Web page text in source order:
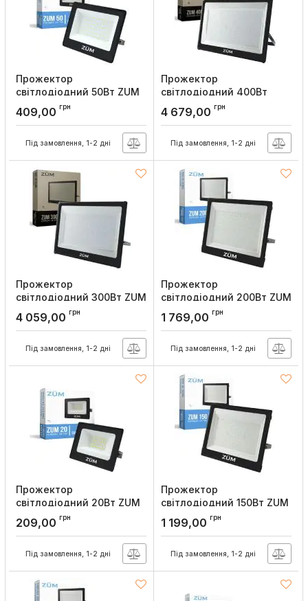
Прожектор
світлодіодний 50Вт ZUM
F02-50 6400K Євросвітло
Артикул:
409,00 грн
Під замовлення, 1-2 дні
Прожектор
світлодіодний 400Вт
ZUM F02-400 6400K
Євросвітло
4 679,00 грн
Під замовлення, 1-2 дні
Прожектор
світлодіодний 300Вт ZUM
F02-300 6400K
Євросвітло
4 059,00 грн
Під замовлення, 1-2 дні
Прожектор
світлодіодний 200Вт ZUM
F02-200 6400K
Євросвітло
1 769,00 грн
Під замовлення, 1-2 дні
Прожектор
світлодіодний 20Вт ZUM
F02-20 6400K Євросвітло
Артикул:
209,00 грн
Під замовлення, 1-2 дні
Прожектор
світлодіодний 150Вт ZUM
F02-150 6400K
Євросвітло
1 199,00 грн
Під замовлення, 1-2 дні